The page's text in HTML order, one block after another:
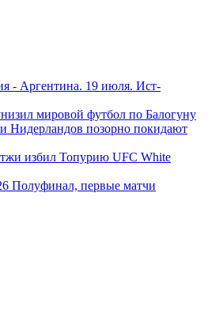
- Аргентина. 19 июля. Ист-
мировой футбол по Балогуну
Нидерландов позорно покидают
избил Топурию UFC White
Полуфинал, первые матчи